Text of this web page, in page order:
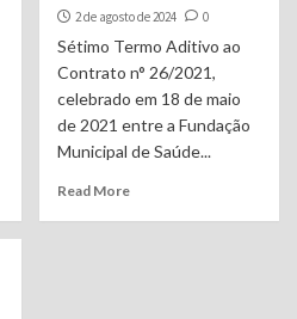
2 de agosto de 2024 0
Sétimo Termo Aditivo ao
Contrato n° 26/2021,
celebrado em 18 de maio
de 2021 entre a Fundação
Municipal de Saúde...
Read More